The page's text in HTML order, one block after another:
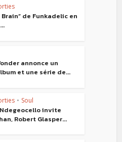
de Funkadelic en
annonce un
et une série de...
• Soul
invite
Robert Glasper...